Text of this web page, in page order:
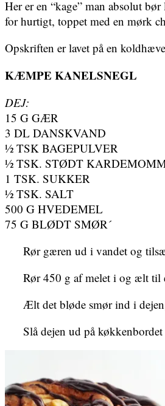
Her er en “kage” man absolut
for hurtigt, toppet med en mørk
Opskriften er lavet på en
KÆMPE KANELSNEGL
DEJ:
15 G GÆR
3 DL DANSKVAND
½ TSK BAGEPULVER
½ TSK. STØDT
1 TSK. SUKKER
½ TSK. SALT
500 G HVEDEMEL
75 G BLØDT SMØR´
Rør gæren ud i vandet og
Rør 450 g af melet i og ælt til
Ælt det bløde smør ind i
Slå dejen ud på